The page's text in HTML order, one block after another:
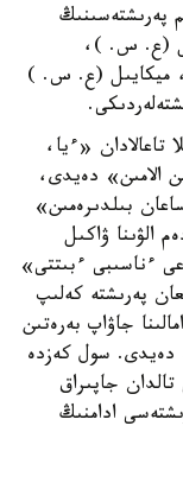
پەرىشتەسىنىڭ
(ع. س. )،
ميكايىل (ع. س. )
تاعالادان «ءيا،
الامىن» دەيدى،
بىلدىرەمىن»
الۋىنا ۋاكىل
ءناسىبى ءبىتتى»
پەرىشتە كەلىپ
جاۋاپ بەرەتىن
دەيدى. سول كەزدە
جاپىراق
ادامنىڭ